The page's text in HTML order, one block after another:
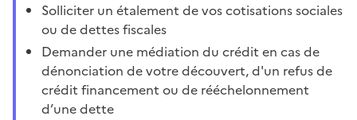
Solliciter un étalement de vos cotisations sociales
ou de dettes fiscales
Demander une médiation du crédit en cas de
dénonciation de votre découvert, d'un refus de
crédit financement ou de rééchelonnement
d’une dette